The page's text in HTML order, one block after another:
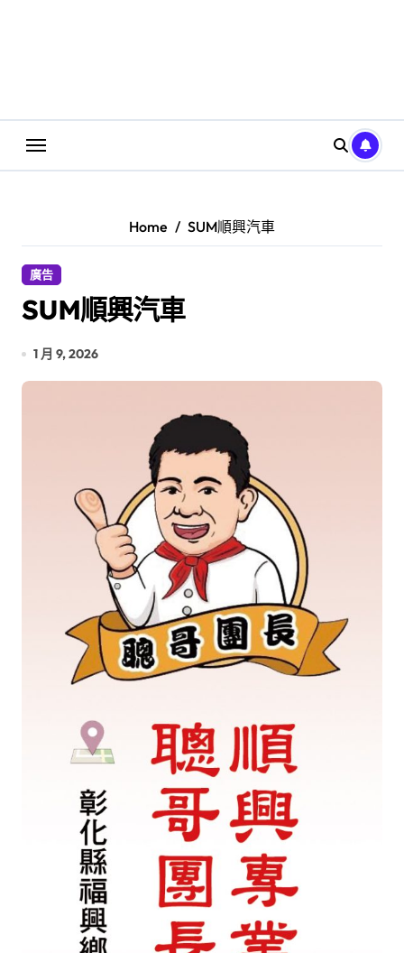
Home SUM順興汽車
廣告
SUM順興汽車
1 月 9, 2026